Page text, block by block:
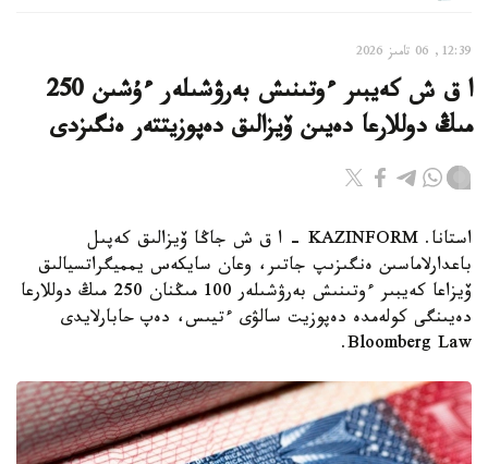
12:39, 06 تامىز 2026
ا ق ش كەيبىر ءوتىنىش بەرۋشىلەر ءۇشىن 250
مىڭ دوللارعا دەيىن ۆيزالىق دەپوزيتتەر ەنگىزدى
استانا. KAZINFORM – ا ق ش جاڭا ۆيزالىق كەپىل
باعدارلاماسىن ەنگىزىپ جاتىر، وعان سايكەس يمميگراتسيالىق
ۆيزاعا كەيبىر ءوتىنىش بەرۋشىلەر 100 مىڭنان 250 مىڭ دوللارعا
دەيىنگى كولەمدە دەپوزيت سالۋى ءتيىس، دەپ حابارلايدى
Bloomberg Law.